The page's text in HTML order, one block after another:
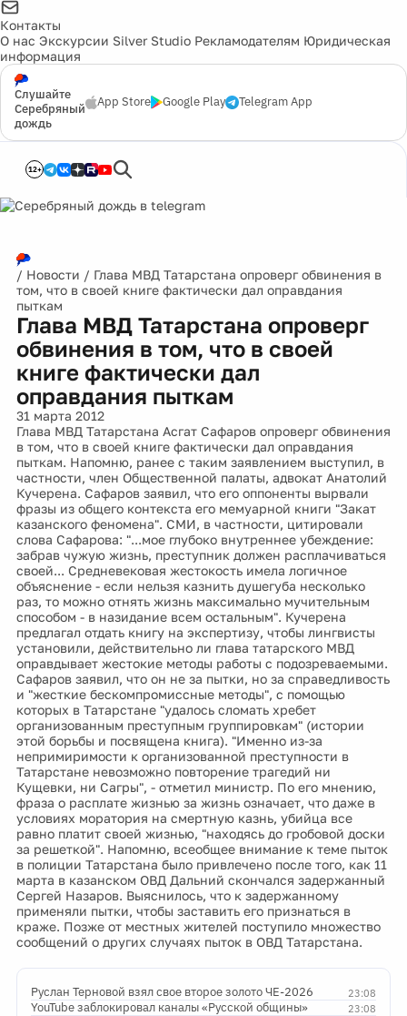
Контакты
О нас Экскурсии Silver Studio Рекламодателям Юридическая
информация
Слушайте
Серебряный
дождь
App Store Google Play Telegram App
12+
/ Новости / Глава МВД Татарстана опроверг обвинения в
том, что в своей книге фактически дал оправдания
пыткам
Глава МВД Татарстана опроверг
обвинения в том, что в своей
книге фактически дал
оправдания пыткам
31 марта 2012
Глава МВД Татарстана Асгат Сафаров опроверг обвинения
в том, что в своей книге фактически дал оправдания
пыткам. Напомню, ранее с таким заявлением выступил, в
частности, член Общественной палаты, адвокат Анатолий
Кучерена. Сафаров заявил, что его оппоненты вырвали
фразы из общего контекста его мемуарной книги "Закат
казанского феномена". СМИ, в частности, цитировали
слова Сафарова: "...мое глубоко внутреннее убеждение:
забрав чужую жизнь, преступник должен расплачиваться
своей... Средневековая жестокость имела логичное
объяснение - если нельзя казнить душегуба несколько
раз, то можно отнять жизнь максимально мучительным
способом - в назидание всем остальным". Кучерена
предлагал отдать книгу на экспертизу, чтобы лингвисты
установили, действительно ли глава татарского МВД
оправдывает жестокие методы работы с подозреваемыми.
Сафаров заявил, что он не за пытки, но за справедливость
и "жесткие бескомпромиссные методы", с помощью
которых в Татарстане "удалось сломать хребет
организованным преступным группировкам" (истории
этой борьбы и посвящена книга). "Именно из-за
непримиримости к организованной преступности в
Татарстане невозможно повторение трагедий ни
Кущевки, ни Сагры", - отметил министр. По его мнению,
фраза о расплате жизнью за жизнь означает, что даже в
условиях моратория на смертную казнь, убийца все
равно платит своей жизнью, "находясь до гробовой доски
за решеткой". Напомню, всеобщее внимание к теме пыток
в полиции Татарстана было привлечено после того, как 11
марта в казанском ОВД Дальний скончался задержанный
Сергей Назаров. Выяснилось, что к задержанному
применяли пытки, чтобы заставить его признаться в
краже. Позже от местных жителей поступило множество
сообщений о других случаях пыток в ОВД Татарстана.
23:08
Руслан Терновой взял свое второе золото ЧЕ-2026
23:08
YouTube заблокировал каналы «Русской общины»